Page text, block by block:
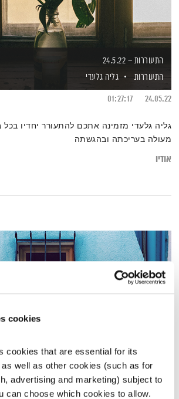
cookies
cookies that are essential for its
as well as other cookies (such as for
advertising and marketing) subject to
can choose which cookies to allow.
התעוררות – 24.5.22
התעוררות
גליה גלעדי
24.05.22
01:27:17
גליה גלעדי מזמינה אתכם להתעורר יחדיו בכל
מעולה בעריכתה ובהגשתה
אודיו
זריחתה של השקיעה – 5.12.17
זריחתה של השקיעה
טלי פולק